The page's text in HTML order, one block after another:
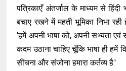
पत्रिकाएँ अंतर्जाल के माध्यम से हिंदी
बचाए रखने में महती भूमिका निभा
‘हमें अपनी भाषा को, अपनी सभ्यता
कदम उठाना चाहिए चूँकि भाषा ही हमें
सींचना और संजोना हमारा कर्तव्य है.'